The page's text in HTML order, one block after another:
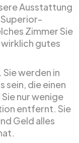
Ausstattung
Superior-
Zimmer Sie
gutes
werden in
sein, die einen
nur wenige
entfernt. Sie
Geld alles